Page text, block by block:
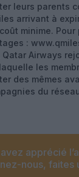
leurs parents
arrivant à
minime.
:
Qatar Airways
laquelle les
des mêmes
du
apprécié
nous, faites